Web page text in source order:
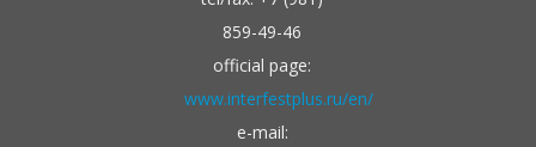
859-49-46
official page:
www.interfestplus.ru/en/
e-mail: